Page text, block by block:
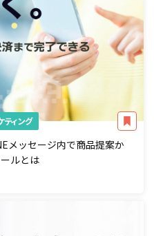
ティング
メッセージ内で商品提案か
ルとは